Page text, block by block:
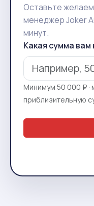
Оставьте
менеджер Joker
минут.
Какая сумма вам
Минимум 50 000 ₽ ·
приблизительную